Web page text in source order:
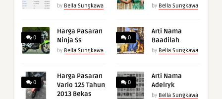
by Bella Sungkawa
0
Harga Pasaran
Ninja Ss
by Bella Sungkawa
0
Harga Pasaran
Vario 125 Tahun
2013 Bekas
by Bella Sungkawa
0
Arti Nama
Baadilah
by Bella Sungkawa
0
Arti Nama
Adelryk
by Bella Sungkawa